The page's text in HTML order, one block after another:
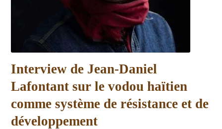
Interview de Jean-Daniel
Lafontant sur le vodou haïtien
comme système de résistance et de
développement